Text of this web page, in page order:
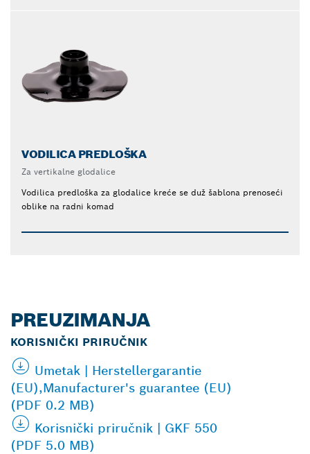
VODILICA PREDLOŠKA
Za vertikalne glodalice
Vodilica predloška za glodalice kreće se duž šablona prenoseći
oblike na radni komad
PREUZIMANJA
KORISNIČKI PRIRUČNIK
Umetak | Herstellergarantie
(EU),Manufacturer's guarantee (EU)
(PDF 0.2 MB)
Korisnički priručnik | GKF 550
(PDF 5.0 MB)